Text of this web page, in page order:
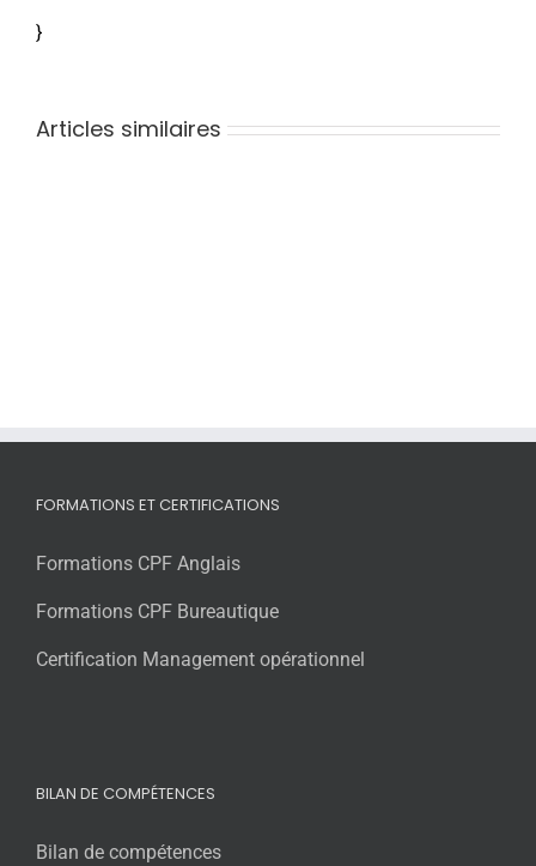
}
Articles similaires
FORMATIONS ET CERTIFICATIONS
Formations CPF Anglais
Formations CPF Bureautique
Certification Management opérationnel
BILAN DE COMPÉTENCES
Bilan de compétences